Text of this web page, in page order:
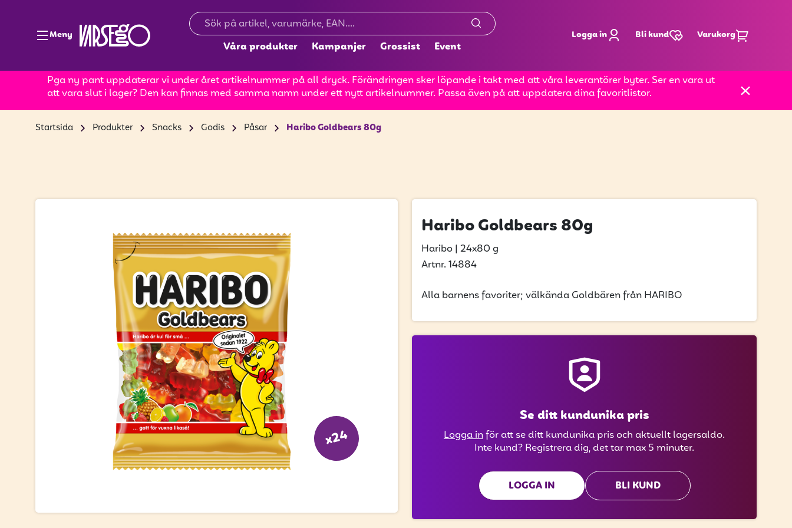
Meny
Våra produkter Kampanjer Grossist Event
Logga in Bli kund Varukorg
Pga ny pant uppdaterar vi under året artikelnummer på all dryck. Förändringen sker löpande i takt med att våra leverantörer byter. Ser en vara ut
att vara slut i lager? Den kan finnas med samma namn under ett nytt artikelnummer. Passa även på att uppdatera dina favoritlistor.
Startsida Produkter Snacks Godis Påsar Haribo Goldbears 80g
x24
Haribo Goldbears 80g
Haribo | 24x80 g
Artnr. 14884
Alla barnens favoriter; välkända Goldbären från HARIBO
Se ditt kundunika pris
Logga inför att se ditt kundunika pris och aktuellt lagersaldo.
Inte kund? Registrera dig, det tar max 5 minuter.
LOGGA IN BLI KUND